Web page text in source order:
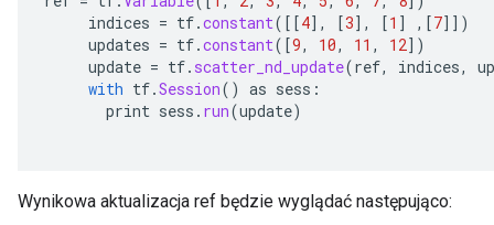
indices = tf.constant( [[4] , [3] , [1 ] , [7]] )
updates = tf.constant( [9, 10, 11 , 12] )
update = tf. scatter_nd_update(ref, indices,
with tf.Session() as sess :
print sess . run(update)
Wynikowa aktualizacja ref będzie wyglądać następująco: